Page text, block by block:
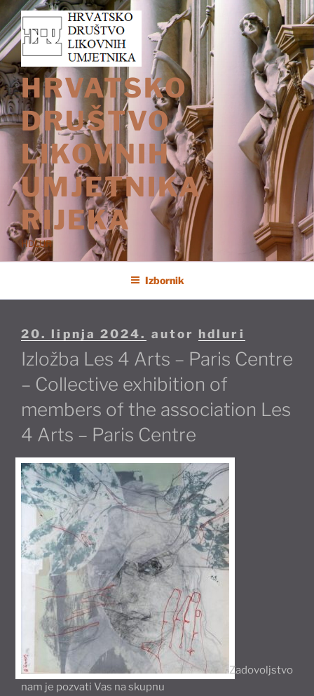
Preskoči
na
sadržaj
HRVATSKO
DRUŠTVO
LIKOVNIH
UMJETNIKA
RIJEKA
HDLUR
Izbornik
Objavljeno
20. lipnja 2024. autor hdluri
Izložba Les 4 Arts – Paris Centre
– Collective exhibition of
members of the association Les
4 Arts – Paris Centre
Zadovoljstvo
nam je pozvati Vas na skupnu